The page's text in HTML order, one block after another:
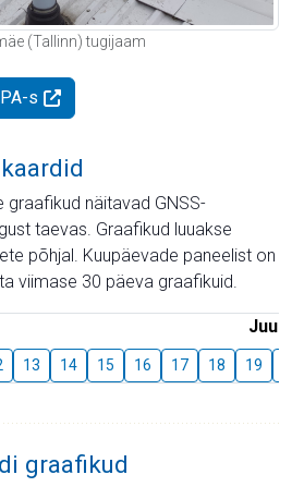
(Tallinn) tugijaam
s
näitavad GNSS-
taevas. Graafikud luuakse
põhjal. Kuupäevade paneelist on
viimase 30 päeva graafikuid.
Juuli
13 14 15 16 17 18 19
graafikud